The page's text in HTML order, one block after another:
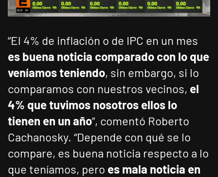
“El 4% de inflación o de IPC en un mes
es buena noticia comparado con lo que
veníamos teniendo, sin embargo, si lo
comparamos con nuestros vecinos, el
4% que tuvimos nosotros ellos lo
tienen en un año”, comentó Roberto
Cachanosky. “Depende con qué se lo
compare, es buena noticia respecto a lo
que teníamos, pero es mala noticia en